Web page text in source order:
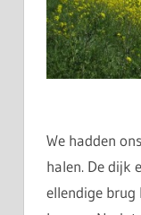
We hadden
halen. De dijk
ellendige